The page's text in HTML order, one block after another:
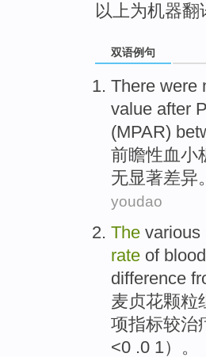
以上为机器
双语例句
There were
value after
(MPAR)
前瞻性血小
无显著差异。
youdao
The various
rate of blood
difference
麦贞花颗粒
项指标较治
<0 .0 1）。